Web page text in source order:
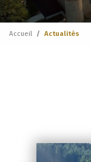
Accueil Actualités